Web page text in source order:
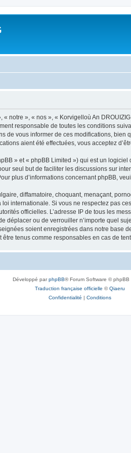
notre », « nos », « Korvigelloù An
responsable de toutes les conditions
de vous informer de ces modifications,
aient été effectuées, vous acceptez
» et « phpBB Limited ») qui est un
seul but de faciliter les discussions sur
plus d’informations concernant phpBB,
diffamatoire, choquant, menaçant,
internationale. Si vous ne respectez pas
officielles. L’adresse IP de tous les
déplacer ou de verrouiller n’importe quel
soient enregistrées dans notre
tenus comme responsables en cas de
Développé parphpBB® Forum Software © phpBB
Traduction française officielle ©Qiaeru
Confidentialité | Conditions